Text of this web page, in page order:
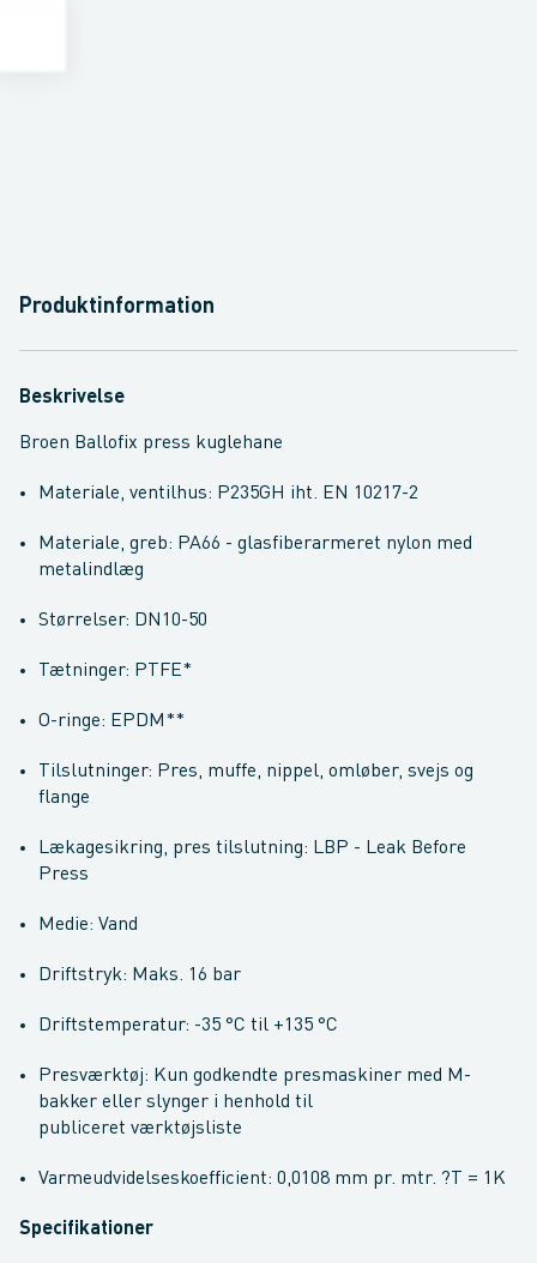
Produktinformation
Beskrivelse
Broen Ballofix press kuglehane
Materiale, ventilhus: P235GH iht. EN 10217-2
Materiale, greb: PA66 - glasfiberarmeret nylon med
metalindlæg
Størrelser: DN10-50
Tætninger: PTFE*
O-ringe: EPDM**
Tilslutninger: Pres, muffe, nippel, omløber, svejs og
flange
Lækagesikring, pres tilslutning: LBP - Leak Before
Press
Medie: Vand
Driftstryk: Maks. 16 bar
Driftstemperatur: -35 °C til +135 °C
Presværktøj: Kun godkendte presmaskiner med M-
bakker eller slynger i henhold til
publiceret værktøjsliste
Varmeudvidelseskoefficient: 0,0108 mm pr. mtr. ?T = 1K
Specifikationer